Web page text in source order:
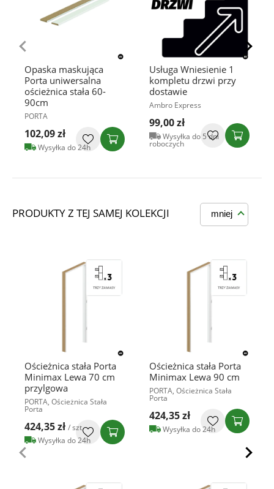
Opaska maskująca
Porta uniwersalna
ościeżnica stała 60-
90cm
PORTA
102,09 zł
Wysyłka do 24h
Usługa Wniesienie 1
kompletu drzwi przy
dostawie
Ambro Express
99,00 zł
Wysyłka do 5 dni
roboczych
PRODUKTY Z TEJ SAMEJ KOLEKCJI mniej
Ościeżnica stała Porta
Minimax Lewa 70 cm
przylgowa
PORTA, Ościeżnica Stała
Porta
424,35 zł / szt
Wysyłka do 24h
Ościeżnica stała Porta
Minimax Lewa 90 cm
PORTA, Ościeżnica Stała
Porta
424,35 zł
Wysyłka do 24h